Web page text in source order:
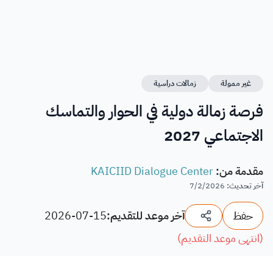
غير ممولة زمالات دراسية
فرصة زمالة دولية في الحوار والتماسك
الاجتماعي 2027
مقدمة من:
KAICIID Dialogue Center
آخر تحديث:
7/2/2026
حفظ آخر موعد للتقديم:2026-07-15
(انتهى موعد التقديم)